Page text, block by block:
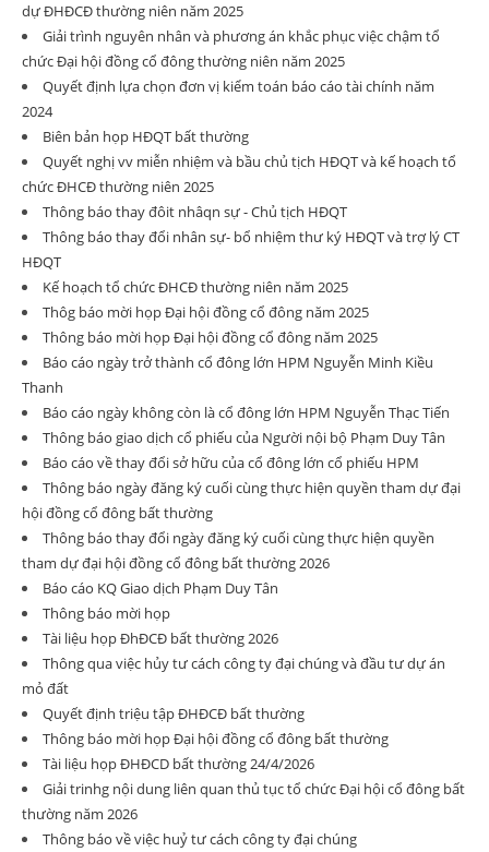
dự ĐHĐCĐ thường niên năm 2025
Giải trình nguyên nhân và phương án khắc phục việc chậm tổ
chức Đại hội đồng cổ đông thường niên năm 2025
Quyết định lựa chọn đơn vị kiểm toán báo cáo tài chính năm
2024
Biên bản họp HĐQT bất thường
Quyết nghị vv miễn nhiệm và bầu chủ tịch HĐQT và kế hoạch tổ
chức ĐHCĐ thường niên 2025
Thông báo thay đôit nhâqn sự - Chủ tịch HĐQT
Thông báo thay đổi nhân sự- bổ nhiệm thư ký HĐQT và trợ lý CT
HĐQT
Kế hoạch tổ chức ĐHCĐ thường niên năm 2025
Thôg báo mời họp Đại hội đồng cổ đông năm 2025
Thông báo mời họp Đại hội đồng cổ đông năm 2025
Báo cáo ngày trở thành cổ đông lớn HPM Nguyễn Minh Kiều
Thanh
Báo cáo ngày không còn là cổ đông lớn HPM Nguyễn Thạc Tiến
Thông báo giao dịch cổ phiếu của Người nội bộ Phạm Duy Tân
Báo cáo về thay đổi sở hữu của cổ đông lớn cổ phiếu HPM
Thông báo ngày đăng ký cuối cùng thực hiện quyền tham dự đại
hội đồng cổ đông bất thường
Thông báo thay đổi ngày đăng ký cuối cùng thực hiện quyền
tham dự đại hội đồng cổ đông bất thường 2026
Báo cáo KQ Giao dịch Phạm Duy Tân
Thông báo mời họp
Tài liệu họp ĐhĐCĐ bất thường 2026
Thông qua việc hủy tư cách công ty đại chúng và đầu tư dự án
mỏ đất
Quyết định triệu tập ĐHĐCĐ bất thường
Thông báo mời họp Đại hội đồng cổ đông bất thường
Tài liệu họp ĐHĐCD bất thường 24/4/2026
Giải trinhg nội dung liên quan thủ tục tổ chức Đại hội cổ đông bất
thường năm 2026
Thông báo về việc huỷ tư cách công ty đại chúng